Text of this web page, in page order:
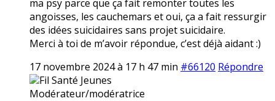
ma psy parce que ça fait remonter toutes les
angoisses, les cauchemars et oui, ça a fait ressurgir
des idées suicidaires sans projet suicidaire.
Merci à toi de m’avoir répondue, c’est déjà aidant :)
17 novembre 2024 à 17 h 47 min #66120 Répondre
Fil Santé Jeunes
Modérateur/modératrice